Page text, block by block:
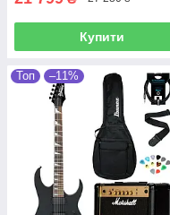
Купити
Топ –11%